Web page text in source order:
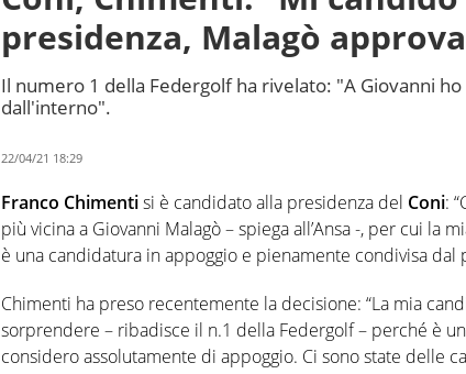
presidenza, Malagò
Il numero 1 della Federgolf ha rivelato: "A Giovanni
dall'interno".
22/04/21 18:29
Franco Chimentisi è candidato alla presidenza del Coni:
più vicina a Giovanni Malagò – spiega all’Ansa -, per cui la
è una candidatura in appoggio e pienamente condivisa dal
Chimenti ha preso recentemente la decisione: “La mia
sorprendere – ribadisce il n.1 della Federgolf – perché è
considero assolutamente di appoggio. Ci sono state delle